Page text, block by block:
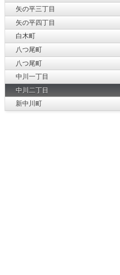
矢の平三丁目
矢の平四丁目
白木町
八つ尾町
八つ尾町
中川一丁目
中川二丁目
新中川町